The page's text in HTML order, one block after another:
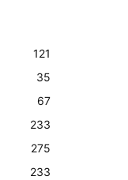
121
35
67
233
275
233